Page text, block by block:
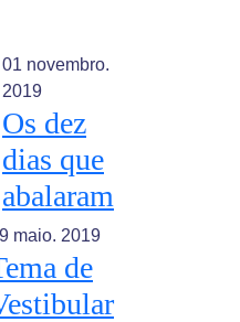
01 novembro.
2019
Os dez
dias que
abalaram
maio. 2019
de